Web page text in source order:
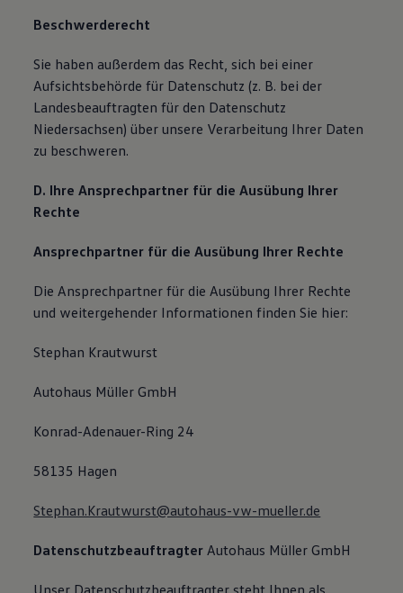
Beschwerderecht
Sie haben außerdem das Recht, sich bei einer
Aufsichtsbehörde für Datenschutz (z. B. bei der
Landesbeauftragten für den Datenschutz
Niedersachsen) über unsere Verarbeitung Ihrer Daten
zu beschweren.
D. Ihre Ansprechpartner für die Ausübung Ihrer
Rechte
Ansprechpartner für die Ausübung Ihrer Rechte
Die Ansprechpartner für die Ausübung Ihrer Rechte
und weitergehender Informationen finden Sie hier:
Stephan Krautwurst
Autohaus Müller GmbH
Konrad-Adenauer-Ring 24
58135 Hagen
Stephan.Krautwurst@autohaus-vw-mueller.de
Datenschutzbeauftragter Autohaus Müller GmbH
Unser Datenschutzbeauftragter steht Ihnen als